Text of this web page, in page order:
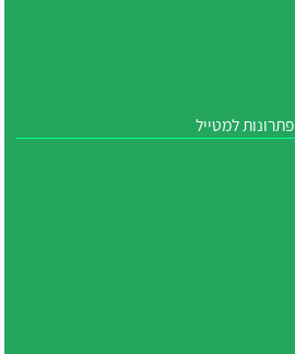
פתרונות למטייל